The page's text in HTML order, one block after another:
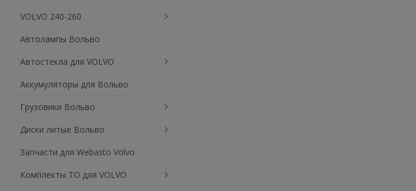
VOLVO 240-260
Автолампы Вольво
Автостекла для VOLVO
Аккумуляторы для Вольво
Грузовики Вольво
Диски литые Вольво
Запчасти для Webasto Volvo
Комплекты ТО для VOLVO